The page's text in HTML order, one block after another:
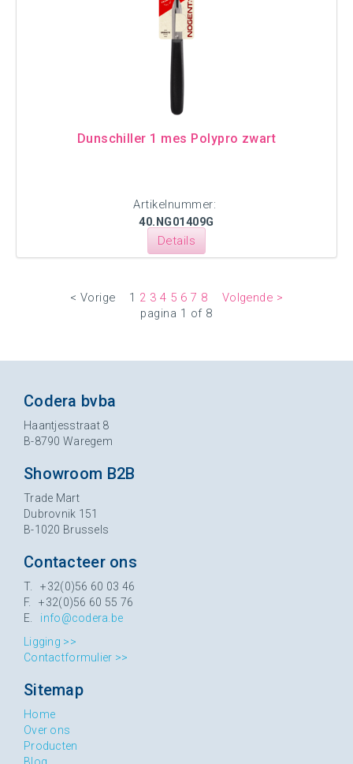
Dunschiller 1 mes Polypro zwart
Artikelnummer:
40.NG01409G
Details
< Vorige 1 2 3 4 5 6 7 8
Volgende >
pagina 1 of 8
Codera bvba
Haantjesstraat 8
B-8790 Waregem
Showroom B2B
Trade Mart
Dubrovnik 151
B-1020 Brussels
Contacteer ons
T. +32(0)56 60 03 46
F. +32(0)56 60 55 76
E. info@codera.be
Ligging >>
Contactformulier >>
Sitemap
Home
Over ons
Producten